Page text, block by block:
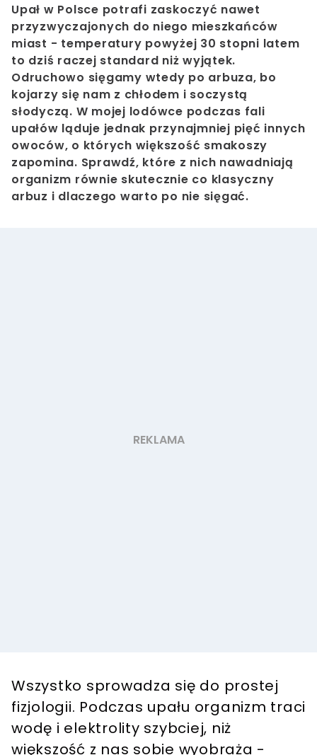
Upał w Polsce potrafi zaskoczyć nawet
przyzwyczajonych do niego mieszkańców
miast - temperatury powyżej 30 stopni latem
to dziś raczej standard niż wyjątek.
Odruchowo sięgamy wtedy po arbuza, bo
kojarzy się nam z chłodem i soczystą
słodyczą. W mojej lodówce podczas fali
upałów ląduje jednak przynajmniej pięć innych
owoców, o których większość smakoszy
zapomina. Sprawdź, które z nich nawadniają
organizm równie skutecznie co klasyczny
arbuz i dlaczego warto po nie sięgać.
Wszystko sprowadza się do prostej
fizjologii. Podczas upału organizm traci
wodę i elektrolity szybciej, niż
większość z nas sobie wyobraża -